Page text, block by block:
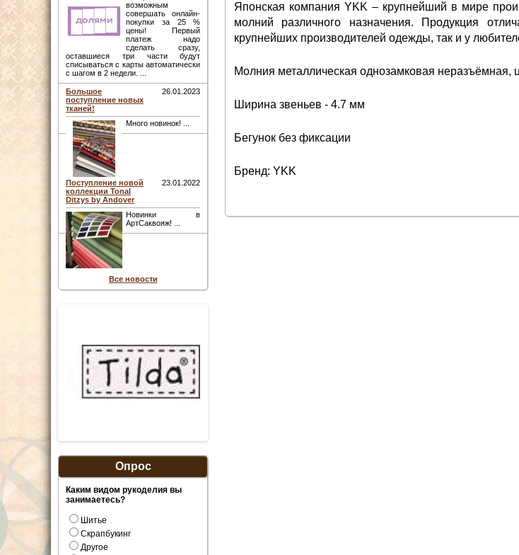
возможным
совершать онлайн-
покупки за 25 %
цены! Первый
платеж надо
сделать сразу,
оставшиеся три части будут
списываться с карты автоматически
с шагом в 2 недели. ...
Большое
поступление новых
тканей!
26.01.2023
Много новинок! ...
Поступление новой
коллекции Tonal
Ditzys by Andover
23.01.2022
Новинки в
АртСаквояж! ...
Все новости
Опрос
Каким видом рукоделия вы
занимаетесь?
Шитье
Скрапбукинг
Другое
Японская компания YKK – крупнейший в мире
молний различного назначения. Продукция
крупнейших производителей одежды, так и у
Молния металлическая однозамковая неразъёмная,
Ширина звеньев - 4.7 мм
Бегунок без фиксации
Бренд: YKK